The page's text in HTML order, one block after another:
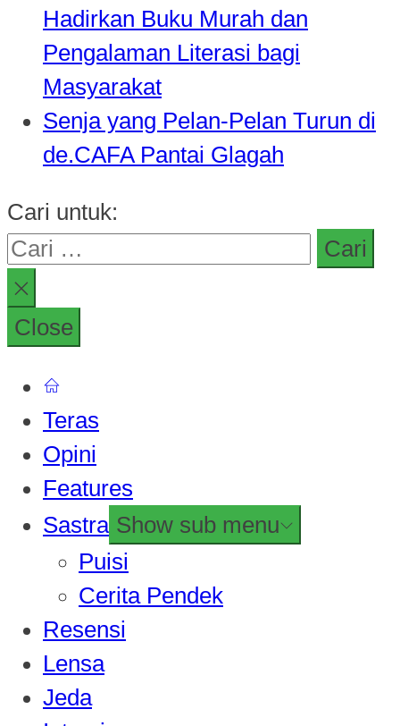
Hadirkan Buku Murah dan
Pengalaman Literasi bagi
Masyarakat
Senja yang Pelan-Pelan Turun di
de.CAFA Pantai Glagah
Cari untuk:
Close
Teras
Opini
Features
Sastra Show sub menu
Puisi
Cerita Pendek
Resensi
Lensa
Jeda